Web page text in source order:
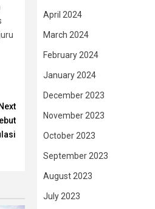
Next
April 2024
March 2024
February 2024
January 2024
December 2023
November 2023
October 2023
September 2023
August 2023
July 2023